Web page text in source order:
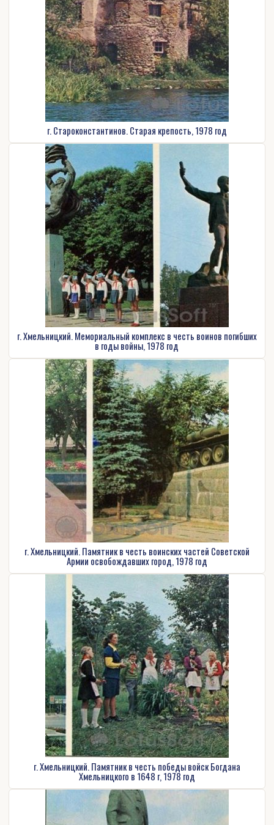
г. Староконстантинов. Старая крепость, 1978 год
г. Хмельницкий. Мемориальный комплекс в честь воинов погибших
в годы войны, 1978 год
г. Хмельницкий. Памятник в честь воинских частей Советской
Армии освобождавших город, 1978 год
г. Хмельницкий. Памятник в честь победы войск Богдана
Хмельницкого в 1648 г, 1978 год